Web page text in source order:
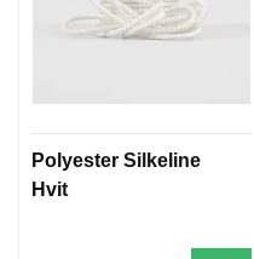
Polyester Silkeline
Hvit